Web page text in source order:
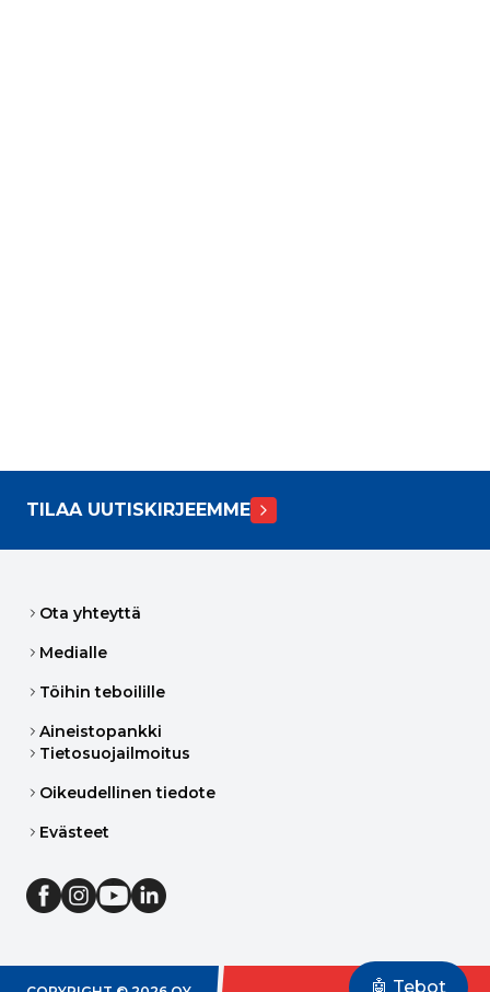
🤖 Tebot
TILAA UUTISKIRJEEMME
Ota yhteyttä
Medialle
Töihin teboilille
Aineistopankki
Tietosuojailmoitus
Oikeudellinen tiedote
Evästeet